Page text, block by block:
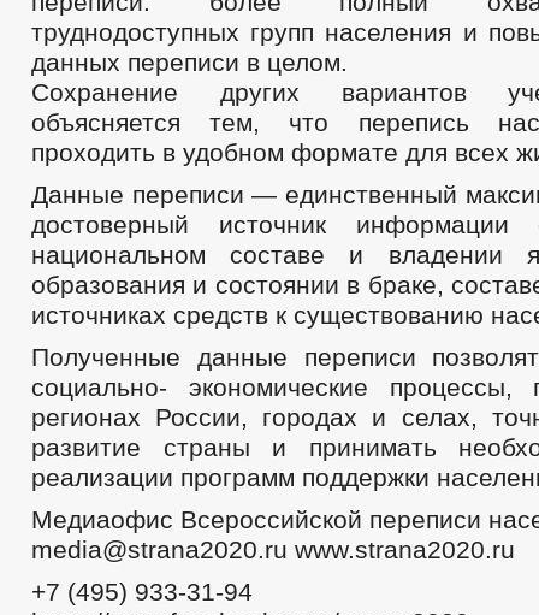
труднодоступных групп населения и
данных переписи в целом.
Сохранение других вариантов
объясняется тем, что перепись
проходить в удобном формате для всех
Данные переписи — единственный
достоверный источник информации
национальном составе и владении
образования и состоянии в браке,
источниках средств к существованию
Полученные данные переписи
социально- экономические процессы,
регионах России, городах и селах,
развитие страны и принимать
реализации программ поддержки
Медиаофис Всероссийской переписи
media@strana2020.ru www.strana2020.ru
+7 (495) 933-31-94